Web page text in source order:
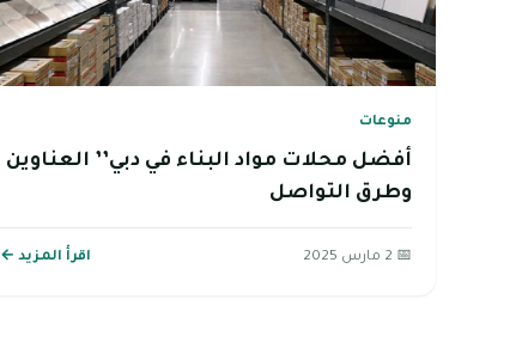
منوعات
أفضل محلات مواد البناء في دبي’’ العناوين
وطرق التواصل
📅 2 مارس 2025 اقرأ المزيد ←